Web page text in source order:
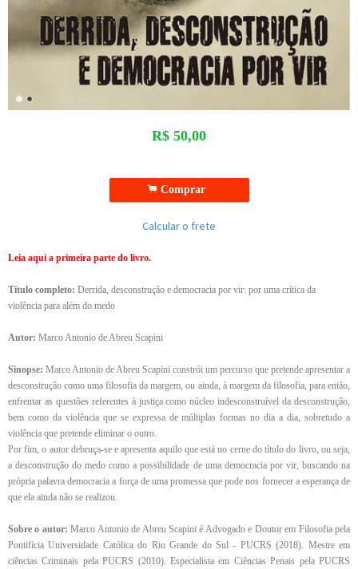
R$ 50,00
.Comprar
Calcular o frete
Leia aqui a primeira parte do livro.
Título completo: Derrida, desconstrução e democracia por vir: por uma crítica da
violência para além do medo
Autor: Marco Antonio de Abreu Scapini
Sinopse: Marco Antonio de Abreu Scapini constrói um percurso que pretende apresentar a
desconstrução como uma filosofia da margem, ou ainda, à margem da filosofia, para então,
enfrentar as questões referentes à justiça como núcleo indesconstruível da desconstrução,
bem como da violência que se expressa de múltiplas formas no dia a dia, sobretudo a
violência que pretende eliminar o outro.
Por fim, o autor debruça-se e apresenta aquilo que está no cerne do título do livro, ou seja,
a desconstrução do medo como a possibilidade de uma democracia por vir, buscando na
própria palavra democracia a força de uma promessa que pode nos fornecer a esperança de
que ela ainda não se realizou.
Sobre o autor:Marco Antonio de Abreu Scapini é Advogado e Doutor em Filosofia pela
Pontifícia Universidade Católica do Rio Grande do Sul - PUCRS (2018). Mestre em
ciências Criminais pela PUCRS (2010). Especialista em Ciências Penais pela PUCRS